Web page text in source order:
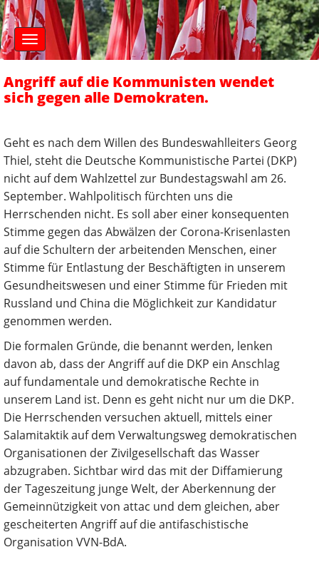
M
a
i
n
e
n
u
S
k
i
p
o
c
t
e
n
t
Angriff auf die Kommunisten wendet
sich gegen alle Demokraten.
Geht es nach dem Willen des Bundeswahlleiters Georg
Thiel, steht die Deutsche Kommunistische Partei (DKP)
nicht auf dem Wahlzettel zur Bundestagswahl am 26.
September. Wahlpolitisch fürchten uns die
Herrschenden nicht. Es soll aber einer konsequenten
Stimme gegen das Abwälzen der Corona-Krisenlasten
auf die Schultern der arbeitenden Menschen, einer
Stimme für Entlastung der Beschäftigten in unserem
Gesundheitswesen und einer Stimme für Frieden mit
Russland und China die Möglichkeit zur Kandidatur
genommen werden.
Die formalen Gründe, die benannt werden, lenken
davon ab, dass der Angriff auf die DKP ein Anschlag
auf fundamentale und demokratische Rechte in
unserem Land ist. Denn es geht nicht nur um die DKP.
Die Herrschenden versuchen aktuell, mittels einer
Salamitaktik auf dem Verwaltungsweg demokratischen
Organisationen der Zivilgesellschaft das Wasser
abzugraben. Sichtbar wird das mit der Diffamierung
der Tageszeitung junge Welt, der Aberkennung der
Gemeinnützigkeit von attac und dem gleichen, aber
gescheiterten Angriff auf die antifaschistische
Organisation VVN-BdA.